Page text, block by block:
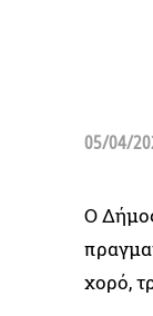
05/04/
Ο
χορό,